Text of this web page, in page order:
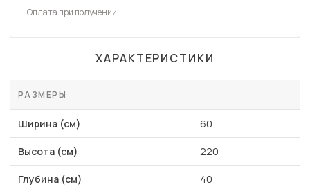
Оплата при получении
ХАРАКТЕРИСТИКИ
РАЗМЕРЫ
Ширина (см) 60
Высота (см) 220
Глубина (см) 40